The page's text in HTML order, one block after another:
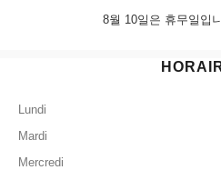
8월 10일은 휴무일입
Lundi
Mardi
Mercredi